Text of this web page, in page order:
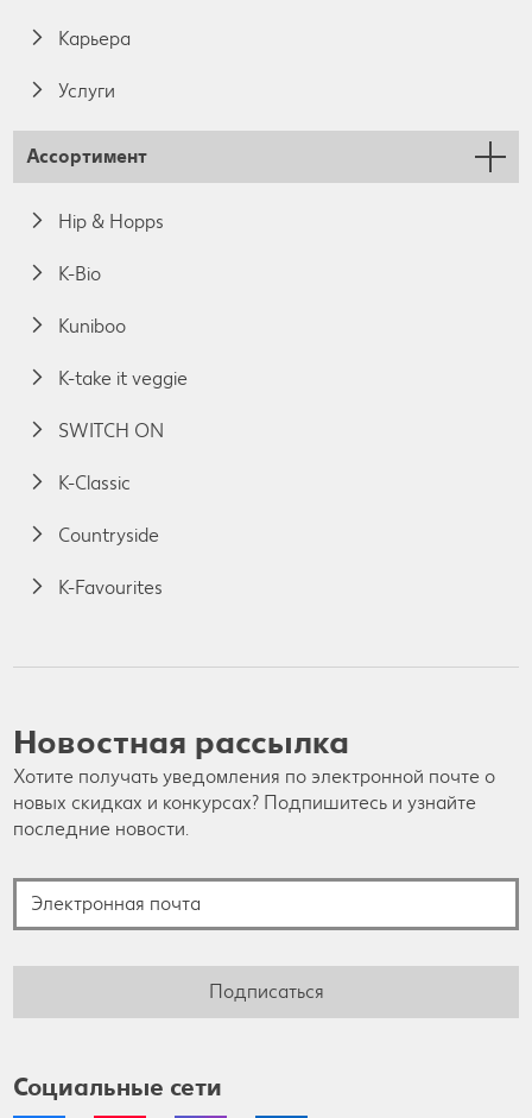
Карьера
Услуги
Ассортимент
Hip & Hopps
K-Bio
Kuniboo
K-take it veggie
SWITCH ON
K-Classic
Countryside
K-Favourites
Новостная рассылка
Хотите получать уведомления по электронной почте о
новых скидках и конкурсах? Подпишитесь и узнайте
последние новости.
Подписаться
Социальные сети